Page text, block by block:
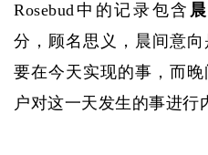
Rosebud中的记录包含
分，顾名思义，晨间意
要在今天实现的事，而
户对这一天发生的事进行